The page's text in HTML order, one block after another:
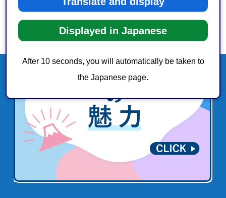
Displayed in Japanese
After 10 seconds, you will automatically be taken to
the Japanese page.